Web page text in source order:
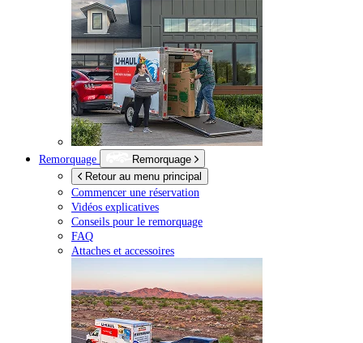
Remorquage
Remorquage
Retour au menu principal
Commencer une réservation
Vidéos explicatives
Conseils pour le remorquage
FAQ
Attaches et accessoires